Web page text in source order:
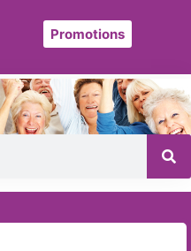
Promotions